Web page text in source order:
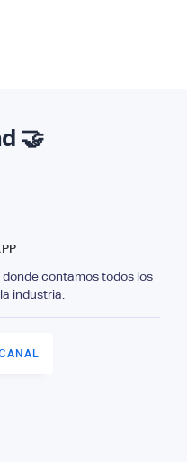
🤝
contamos todos los
industria.